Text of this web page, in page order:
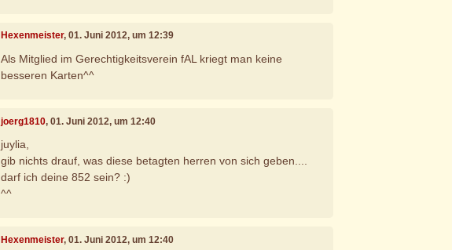
Hexenmeister, 01. Juni 2012, um 12:39
Als Mitglied im Gerechtigkeitsverein fAL kriegt man keine
besseren Karten^^
joerg1810, 01. Juni 2012, um 12:40
juylia,
gib nichts drauf, was diese betagten herren von sich geben....
darf ich deine 852 sein? :)
^^
Hexenmeister, 01. Juni 2012, um 12:40